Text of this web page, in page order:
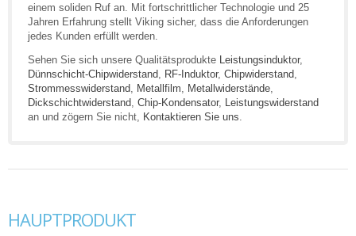
einem soliden Ruf an. Mit fortschrittlicher Technologie und 25
Jahren Erfahrung stellt Viking sicher, dass die Anforderungen
jedes Kunden erfüllt werden.
Sehen Sie sich unsere Qualitätsprodukte Leistungsinduktor,
Dünnschicht-Chipwiderstand RF-Induktor, Chipwiderstand
Strommesswiderstand Metallfilm Metallwiderstände
Dickschichtwiderstand Chip-Kondensator, Leistungswiderstand
an und zögern Sie nicht, Kontaktieren Sie uns
HAUPTPRODUKT